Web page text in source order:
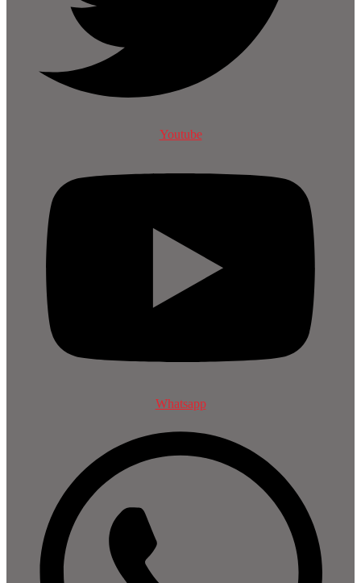
Youtube
Whatsapp